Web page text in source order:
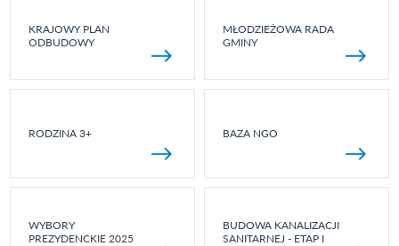
KRAJOWY PLAN
ODBUDOWY
MŁODZIEŻOWA RADA
GMINY
RODZINA 3+ BAZA NGO
WYBORY
PREZYDENCKIE 2025
BUDOWA KANALIZACJI
SANITARNEJ - ETAP I